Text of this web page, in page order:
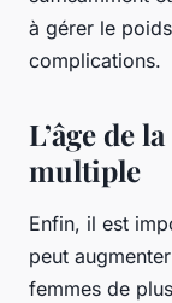
à gérer le
complications.
L’âge de
multiple
Enfin, il est
peut
femmes de